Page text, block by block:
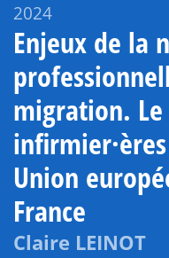
2024
Enjeux de la
migration. Le
infirmier·
Union
France
Claire LEINOT